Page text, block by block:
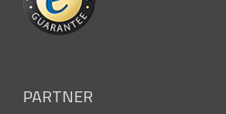
PARTNER